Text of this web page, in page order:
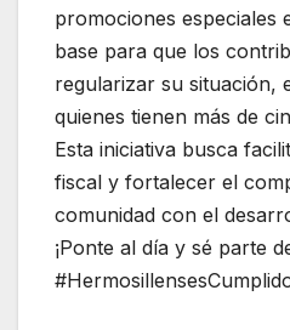
promociones especiales
base para que los
regularizar su situación,
quienes tienen más de
Esta iniciativa busca
fiscal y fortalecer el
comunidad con el
¡Ponte al día y sé parte